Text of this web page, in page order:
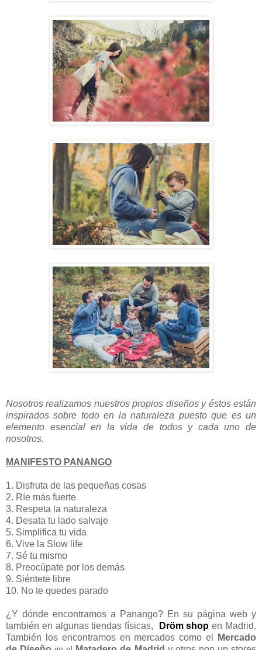
Nosotros realizamos nuestros propios diseños y éstos están
inspirados sobre todo en la naturaleza puesto que es un
elemento esencial en la vida de todos y cada uno de
nosotros.
MANIFESTO PANANGO
1. Disfruta de las pequeñas cosas
2. Ríe más fuerte
3. Respeta la naturaleza
4. Desata tu lado salvaje
5. Simplifica tu vida
6. Vive la Slow life
7. Sé tu mismo
8. Preocúpate por los demás
9. Siéntete libre
10. No te quedes parado
¿Y dónde encontramos a Panango? En su página web y
también en algunas tiendas físicas,
Dröm shop en Madrid.
También los encontramos en mercados como el
Mercado